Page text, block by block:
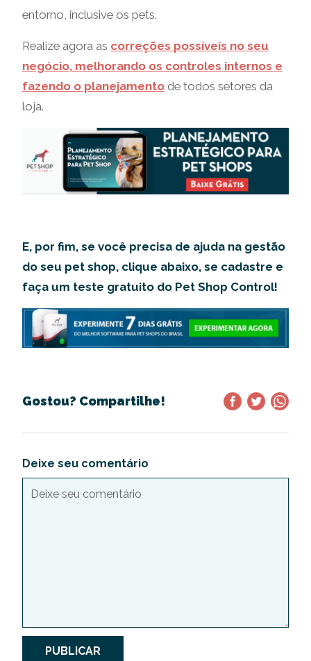
entorno, inclusive os pets.
Realize agora as correções possíveis no seu
negócio, melhorando os controles internos e
fazendo o planejamento de todos setores da
loja.
E, por fim, se você precisa de ajuda na gestão
do seu pet shop, clique abaixo, se cadastre e
faça um teste gratuito do Pet Shop Control!
Gostou? Compartilhe!
Deixe seu comentário
PUBLICAR